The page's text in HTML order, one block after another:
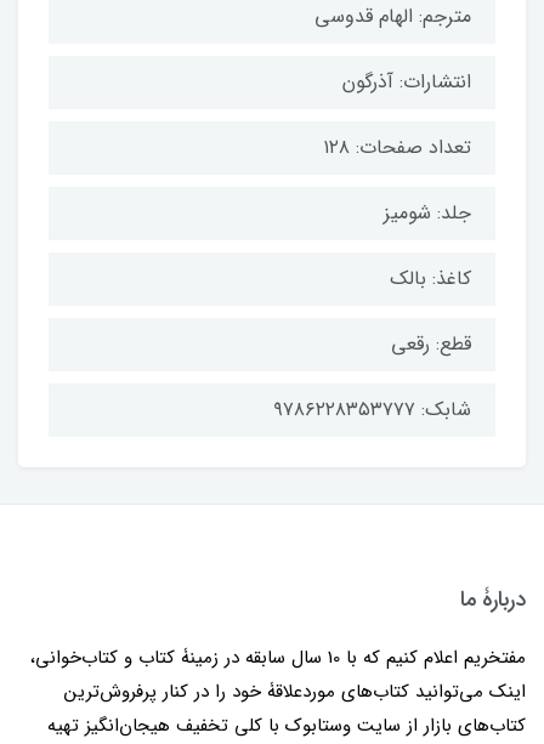
مترجم: الهام قدوسی
انتشارات: آذرگون
تعداد صفحات: ۱۲۸
جلد: شومیز
کاغذ: بالک
قطع: رقعی
شابک: ۹۷۸۶۲۲۸۳۵۳۷۷۷
دربارۀ ما
مفتخریم اعلام کنیم که با 10 سال سابقه در زمینۀ کتاب و کتاب‌خوانی،
اینک می‌توانید کتاب‌های موردعلاقۀ خود را در کنار پرفروش‌ترین
کتاب‌های بازار از سایت وستابوک با کلی تخفیف هیجان‌انگیز تهیه